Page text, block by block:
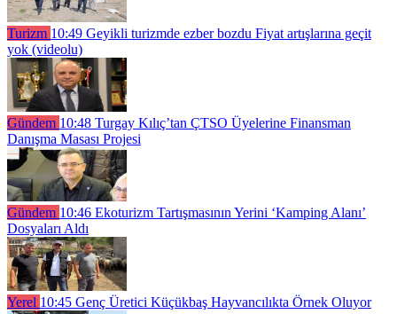
Turizm 10:49 Geyikli turizmde ezber bozdu Fiyat artışlarına geçit
yok (videolu)
Gündem 10:48 Turgay Kılıç’tan ÇTSO Üyelerine Finansman
Danışma Masası Projesi
Gündem 10:46 Ekoturizm Tartışmasının Yerini ‘Kamping Alanı’
Dosyaları Aldı
Yerel 10:45 Genç Üretici Küçükbaş Hayvancılıkta Örnek Oluyor